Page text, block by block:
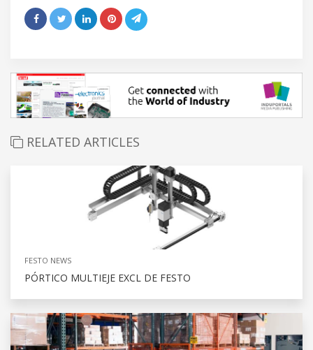
RELATED ARTICLES
FESTO NEWS
PÓRTICO MULTIEJE EXCL DE FESTO